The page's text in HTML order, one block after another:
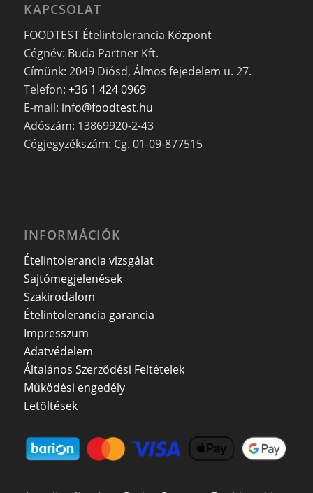
KAPCSOLAT
FOODTEST Ételintolerancia Központ
Cégnév: Buda Partner Kft.
Címünk: 2049 Diósd, Álmos fejedelem u. 27.
Telefon: +36 1 424 0969
E-mail: info@foodtest.hu
Adószám: 13869920-2-43
Cégjegyzékszám: Cg. 01-09-877515
INFORMÁCIÓK
Ételintolerancia vizsgálat
Sajtómegjelenések
Szakirodalom
Ételintolerancia garancia
Impresszum
Adatvédelem
Általános Szerződési Feltételek
Működési engedély
Letöltések